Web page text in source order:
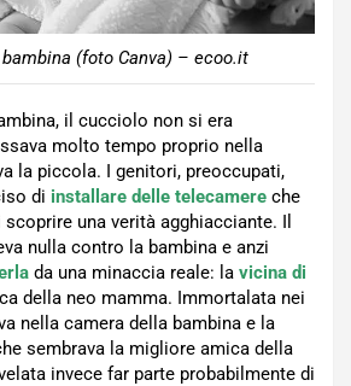
(foto Canva) – ecoo.it
il cucciolo non si era
molto tempo proprio nella
la piccola. I genitori, preoccupati,
di installare delle telecamere che
una verità agghiacciante. Il
nulla contro la bambina e anzi
da una minaccia reale: la vicina di
della neo mamma. Immortalata nei
nella camera della bambina e la
sembrava la migliore amica della
invece far parte probabilmente di